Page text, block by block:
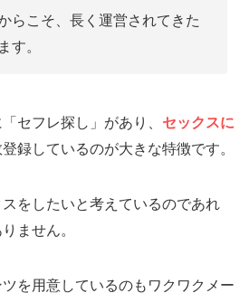
らこそ、長く運営されてきた
す。
セフレ探し」があり、 セックスに
録しているのが大きな特徴です。
をしたいと考えているのであれ
ません。
を用意しているのもワクワクメー